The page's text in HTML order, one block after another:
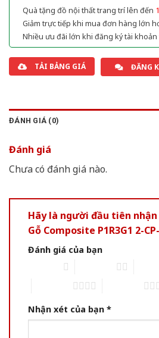
Quà tặng đồ nội thất trang trí lên đến
Giảm trực tiếp khi mua đơn hàng lớn
Nhiều ưu đãi lớn khi đăng ký tài
TẢI BẢNG GIÁ ĐĂNG
ĐÁNH GIÁ (0)
Đánh giá
Chưa có đánh giá nào.
Hãy là người đầu tiên
Gỗ Composite P1R3G1 2-
Đánh giá của bạn
Nhận xét của bạn *